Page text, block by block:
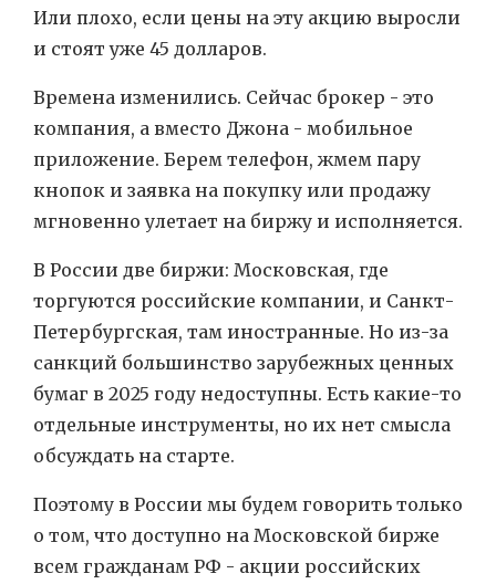
Или плохо, если цены на эту акцию выросли
и стоят уже 45 долларов.
Времена изменились. Сейчас брокер - это
компания, а вместо Джона - мобильное
приложение. Берем телефон, жмем пару
кнопок и заявка на покупку или продажу
мгновенно улетает на биржу и исполняется.
В России две биржи: Московская, где
торгуются российские компании, и Санкт-
Петербургская, там иностранные. Но из-за
санкций большинство зарубежных ценных
бумаг в 2025 году недоступны. Есть какие-то
отдельные инструменты, но их нет смысла
обсуждать на старте.
Поэтому в России мы будем говорить только
о том, что доступно на Московской бирже
всем гражданам РФ - акции российских